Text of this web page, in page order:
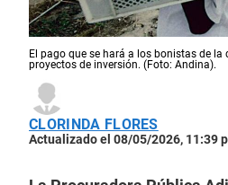
El pago que se hará a los bonistas de
proyectos de inversión. (Foto: Andina).
CLORINDA FLORES
Actualizado el 08/05/2026, 11:39